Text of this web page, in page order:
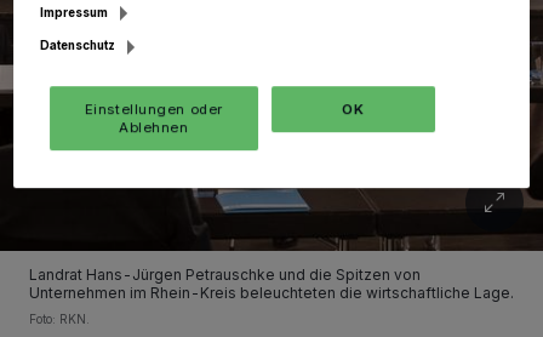
Landrat Hans-Jürgen Petrauschke und die Spitzen von
Unternehmen im Rhein-Kreis beleuchteten die wirtschaftliche Lage.
Foto: RKN.
Impressum
Datenschutz
Einstellungen oder
Ablehnen
OK